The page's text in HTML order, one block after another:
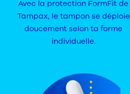
Avec la protection FormFit de
Tampax, le tampon se déploie
doucement selon ta forme
individuelle.